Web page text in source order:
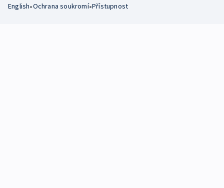
English•Ochrana soukromí•Přístupnost